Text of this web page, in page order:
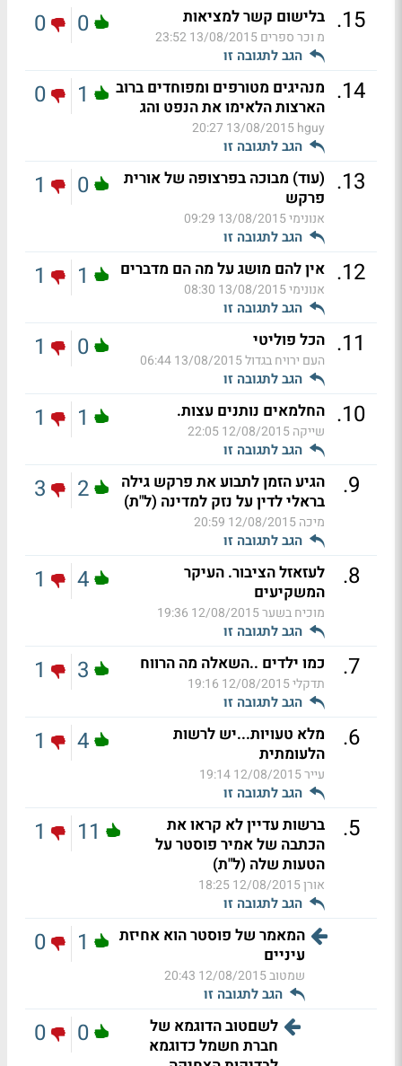
15
. בלישום קשר למציאות
מ וכר ספרים13/08/2015 23:52
הגב לתגובה זו
0
0
14
. מנהיגים מטורפים ומפוחדים ברוב
הארצות הלאימו את הנפט והג
hguy
13/08/2015 20:27
הגב לתגובה זו
1
0
13
. (עוד) מבוכה בפרצופה של אורית
פרקש
אנונימי13/08/2015 09:29
הגב לתגובה זו
0
1
12
. אין להם מושג על מה הם מדברים
אנונימי13/08/2015 08:30
הגב לתגובה זו
1
1
11
. הכל פוליטי
העם ירויח בגדול13/08/2015 06:44
הגב לתגובה זו
0
1
10
. החלמאים נותנים עצות.
שייקה12/08/2015 22:05
הגב לתגובה זו
1
1
9
.
הגיע הזמן לתבוע את פרקש גילה
בראלי לדין על נזק למדינה (ל"ת)
מיכה12/08/2015 20:59
הגב לתגובה זו
2
3
8
.
לעזאזל הציבור. העיקר
המשקיעים
מוכיח בשער12/08/2015 19:36
הגב לתגובה זו
4
1
7
. כמו ילדים ..השאלה מה הרווח
תדקלי12/08/2015 19:16
הגב לתגובה זו
3
1
6
.
מלא טעויות...יש לרשות
הלעומתית
עייר12/08/2015 19:14
הגב לתגובה זו
4
1
5
.
ברשות עדיין לא קראו את
הכתבה של אמיר פוסטר על
הטעות שלה (ל"ת)
אורן12/08/2015 18:25
הגב לתגובה זו
11
1
המאמר של פוסטר הוא אחיזת
עיניים
שמטוב12/08/2015 20:43
הגב לתגובה זו
1
0
לשםטוב הדוגמא של
חברת חשמל כדוגמא
0
0